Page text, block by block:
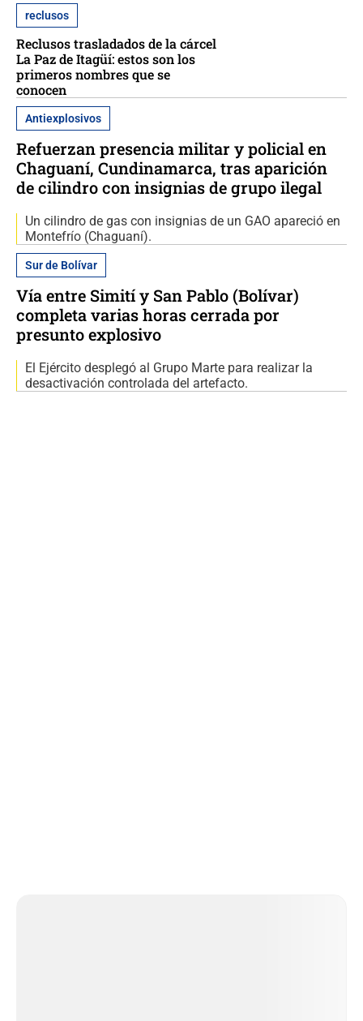
reclusos
Reclusos trasladados de la cárcel
La Paz de Itagüí: estos son los
primeros nombres que se
conocen
Antiexplosivos
Refuerzan presencia militar y policial en
Chaguaní, Cundinamarca, tras aparición
de cilindro con insignias de grupo ilegal
Un cilindro de gas con insignias de un GAO apareció en
Montefrío (Chaguaní).
Sur de Bolívar
Vía entre Simití y San Pablo (Bolívar)
completa varias horas cerrada por
presunto explosivo
El Ejército desplegó al Grupo Marte para realizar la
desactivación controlada del artefacto.